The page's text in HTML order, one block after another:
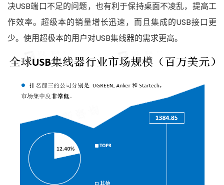
决USB端口不足的问题，也有利于保持桌面不凌乱，提高工
作效率。超级本的销量增长迅速，而且集成的USB接口更
少。使用超极本的用户对USB集线器的需求更高。